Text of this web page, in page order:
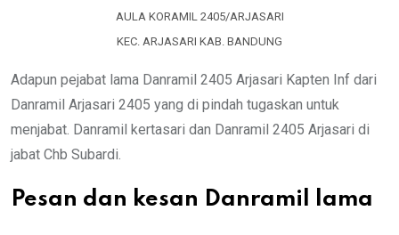
AULA KORAMIL 2405/ARJASARI
KEC. ARJASARI KAB. BANDUNG
Adapun pejabat lama Danramil 2405 Arjasari Kapten Inf dari
Danramil Arjasari 2405 yang di pindah tugaskan untuk
menjabat. Danramil kertasari dan Danramil 2405 Arjasari di
jabat Chb Subardi.
Pesan dan kesan Danramil lama